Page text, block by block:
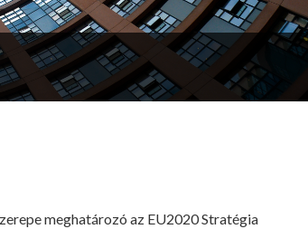
meghatározó az EU2020 Stratégia